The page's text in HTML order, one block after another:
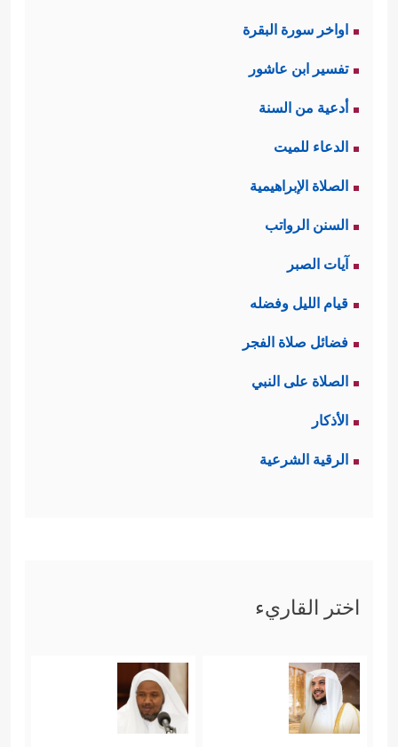
اواخر سورة البقرة
تفسير ابن عاشور
أدعية من السنة
الدعاء للميت
الصلاة الإبراهيمية
السنن الرواتب
آيات الصبر
قيام الليل وفضله
فضائل صلاة الفجر
الصلاة على النبي
الأذكار
الرقية الشرعية
اختر القاريء